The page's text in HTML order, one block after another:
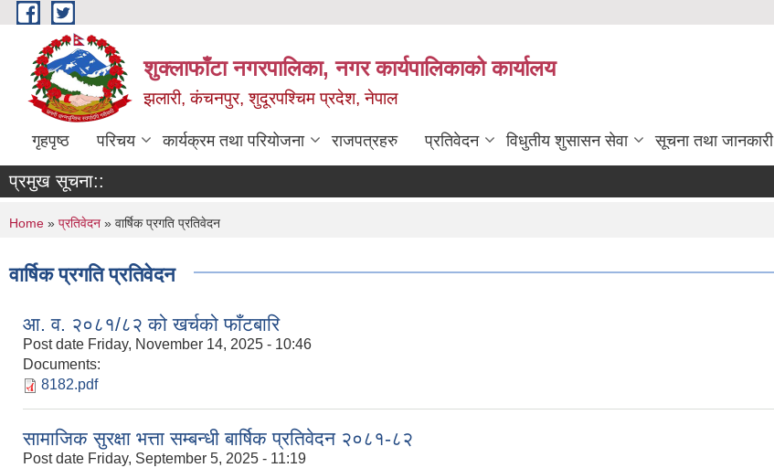
Skip to main content
शुक्लाफाँटा नगरपालिका, नगर कार्यपालिकाको कार्यालय
झलारी, कंचनपुर, शुदूरपश्चिम प्रदेश, नेपाल
गृहपृष्ठ परिचय कार्यक्रम तथा परियोजना राजपत्रहरु प्रतिवेदन विधुतीय शुसासन सेवा सूचना तथा जानकारी
प्रमुख सूचना::
You are here
Home » प्रतिवेदन » वार्षिक प्रगति प्रतिवेदन
वार्षिक प्रगति प्रतिवेदन
आ. व. २०८१/८२ को खर्चको फाँटबारि
Post date Friday, November 14, 2025 - 10:46
Documents:
8182.pdf
सामाजिक सुरक्षा भत्ता सम्बन्धी बार्षिक प्रतिवेदन २०८१-८२
Post date Friday, September 5, 2025 - 11:19